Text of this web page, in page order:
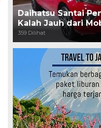
Daihatsu Santai
Kalah Jauh dari
359 Dilihat